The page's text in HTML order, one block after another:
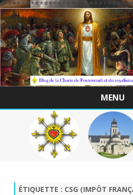
/
MENU
Skip
to
ÉTIQUETTE : CSG (IMPÔT